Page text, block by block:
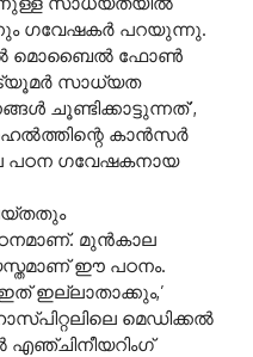
ഗവേഷകര്‍ പറയുന്നു.
മൊബൈല്‍ ഫോണ്‍
സാധ്യത
ചൂണ്ടിക്കാട്ടുന്നത്’,
കാന്‍സര്‍
പഠന ഗവേഷകനായ
മുന്‍കാല
ഈ പഠനം.
ഇല്ലാതാക്കും,’
മെഡിക്കല്‍